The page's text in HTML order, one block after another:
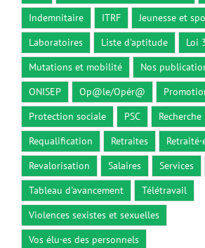
Indemnitaire
ITRF
Jeunesse et
Laboratoires
Liste d'aptitude
Loi
Mutations et mobilité
Nos
ONISEP
Op@le/Opér@
Protection sociale
PSC Recherche
Requalification
Retraites
Revalorisation
Salaires Services
Tableau d'avancement
Télétravail
Violences sexistes et sexuelles
Vos élu·es des personnels